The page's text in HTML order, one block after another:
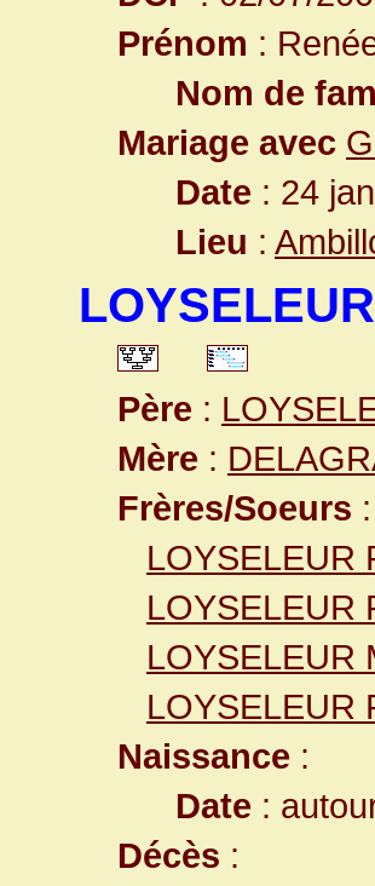
Prénom :
Nom de
Mariage avec
Date : 24
Lieu :
Père :
Mère :
Frères/Soeurs :
LOYSELEUR
LOYSELEUR
LOYSELEUR
LOYSELEUR
Naissance :
Date :
Décès :